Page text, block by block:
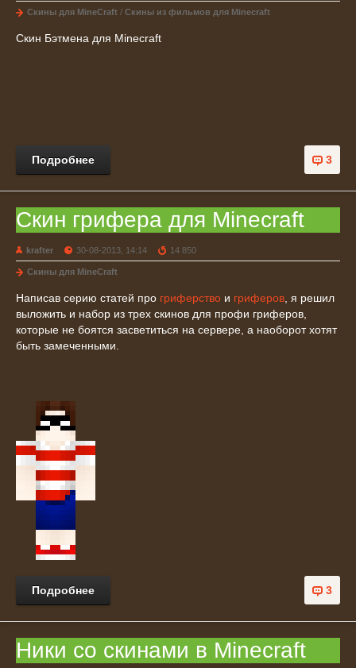
Скины для MineCraft / Скины из фильмов для Minecraft
Скин Бэтмена для Minecraft
3
Подробнее
Скин грифера для Minecraft
krafter 30-08-2013, 14:14 14 850
Скины для MineCraft
Написав серию статей про гриферство и гриферов , я решил
выложить и набор из трех скинов для профи гриферов,
которые не боятся засветиться на сервере, а наоборот хотят
быть замеченными.
3
Подробнее
Ники со скинами в Minecraft